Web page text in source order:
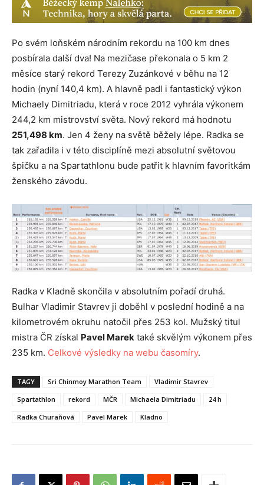
Po svém loňském národním rekordu na 100 km dnes
posbírala další dva! Na mezičase překonala o 5 km 2
měsíce starý rekord Terezy Zuzánkové v běhu na 12
hodin (nyní 140,4 km). A hlavně padl i fantastický výkon
Michaely Dimitriadu, která v roce 2012 vyhrála výkonem
244,2 km mistrovství světa. Nový rekord má hodnotu
251,498 km. Jen 4 ženy na světě běžely lépe. Radka se
tak zařadila i v této disciplíně mezi absolutní světovou
špičku a na Spartathlonu bude patřit k hlavním favoritkám
ženského závodu.
Radka v Kladně skončila v absolutním pořadí druhá.
Bulhar Vladimir Stavrev ji doběhl v poslední hodině a na
kilometrovém okruhu natočil přes 253 kol. Mužský titul
mistra ČR získal Pavel Marek také skvělým výkonem přes
235 km. Celkové výsledky na webu časomíry.
TAGY Sri Chinmoy Marathon Team
Vladimir Stavrev
Spartathlon
rekord MČR Michaela Dimitriadu
24 h
Radka Churaňová
Pavel Marek Kladno